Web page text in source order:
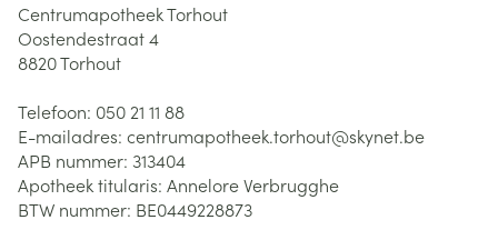
Centrumapotheek Torhout
Oostendestraat 4
8820Torhout
Telefoon: 050 21 11 88
E-mailadres: centrumapotheek.torhout@skynet.be
APB nummer: 313404
Apotheek titularis: Annelore Verbrugghe
BTW nummer: BE0449228873